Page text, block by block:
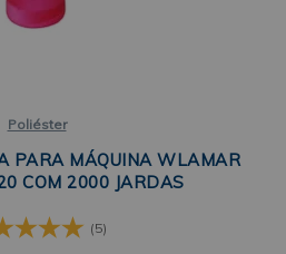
Poliéster
PARA MÁQUINA WLAMAR
COM 2000 JARDAS
(5)